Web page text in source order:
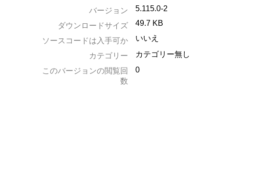
バージョン
5.115.0-2
ダウンロードサイズ 49.7 KB
ソースコードは入手可か いいえ
カテゴリー
カテゴリー無し
このバージョンの閲覧回
数
0